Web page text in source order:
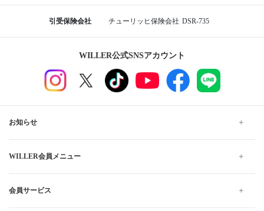
引受保険会社 チューリッヒ保険会社 DSR-735
WILLER公式SNSアカウント
お知らせ
WILLER会員メニュー
会員サービス